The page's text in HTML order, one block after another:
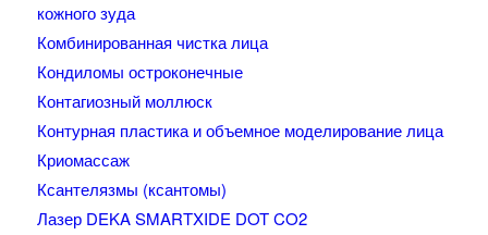
кожного зуда
Комбинированная чистка лица
Кондиломы остроконечные
Контагиозный моллюск
Контурная пластика и объемное моделирование лица
Криомассаж
Ксантелязмы (ксантомы)
Лазер DEKA SMARTXIDE DOT CO2